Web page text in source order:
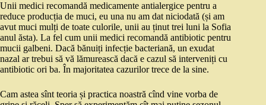
Unii medici recomandă medicamente antialergice pentru a
reduce producția de muci, eu una nu am dat niciodată (și am
avut muci mulți de toate culorile, unii au ținut trei luni la Sofia
anul ăsta). La fel cum unii medici recomandă antibiotic pentru
mucii galbeni. Dacă bănuiți infecție bacteriană, un exudat
nazal ar trebui să vă lămurească dacă e cazul să interveniți cu
antibiotic ori ba. În majoritatea cazurilor trece de la sine.
Cam astea sînt teoria și practica noastră cînd vine vorba de